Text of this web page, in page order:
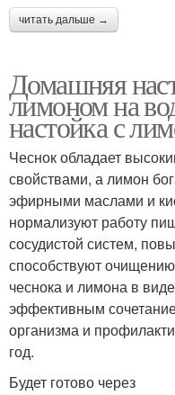
читать дальше →
Домашняя
лимоном на
настойка с
Чеснок обладает
свойствами, а лимон
эфирными маслами и
нормализуют работу
сосудистой систем,
способствуют
чеснока и лимона в
эффективным
организма и
год.
Будет готово через